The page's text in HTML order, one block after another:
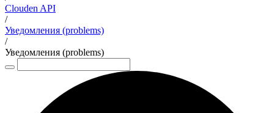
Clouden API
/
Уведомления (problems)
/
Уведомления (problems)